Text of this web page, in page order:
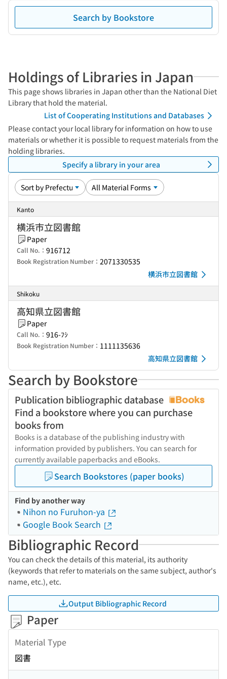
Search by Bookstore
Holdings of Libraries in Japan
This page shows libraries in Japan other than the National Diet
Library that hold the material.
List of Cooperating Institutions and Databases
Please contact your local library for information on how to use
materials or whether it is possible to request materials from the
holding libraries.
Specify a library in your area
Kanto
横浜市立図書館
Paper
Call No.： 916712
Book Registration Number： 2071330535
横浜市立図書館
Shikoku
高知県立図書館
Paper
Call No.： 916-ﾌｼ
Book Registration Number： 1111135636
高知県立図書館
Search by Bookstore
Publication bibliographic database
Find a bookstore where you can purchase
books from
Books is a database of the publishing industry with
information provided by publishers. You can search for
currently available paperbacks and eBooks.
Search Bookstores (paper books)
Find by another way
Nihon no Furuhon-ya
Google Book Search
Bibliographic Record
You can check the details of this material, its authority
(keywords that refer to materials on the same subject, author's
name, etc.), etc.
Output Bibliographic Record
Paper
Material Type
図書